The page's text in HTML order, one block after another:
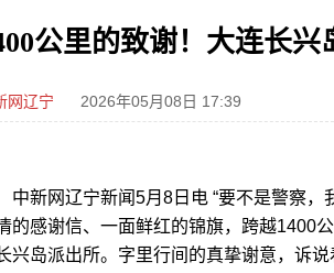
公里的致谢！大连长
网辽宁 2026年05月08日 17:39
新网辽宁新闻5月8日电 “要不是警察，
的感谢信、一面鲜红的锦旗，跨越1400
兴岛派出所。字里行间的真挚谢意，诉